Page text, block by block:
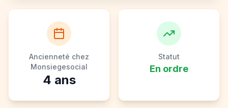
Ancienneté chez
Monsiegesocial
4 ans
Statut
En ordre